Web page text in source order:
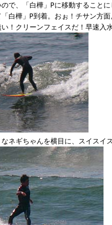
で、「白樺」Pに移動することに
白樺」P到着。おぉ！チサン方
！クリーンフェイスだ！早速入
なネギちゃんを横目に、スイスイ